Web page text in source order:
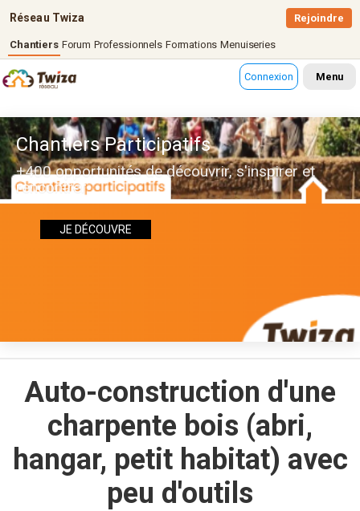
Réseau Twiza
Chantiers Forum Professionnels Formations Menuiseries
Rejoindre
Connexion Menu
Chantiers Participatifs
+400 opportunités de découvrir, s'inspirer et
rencontrer
JE DÉCOUVRE
Auto-construction d'une
charpente bois (abri,
hangar, petit habitat) avec
peu d'outils